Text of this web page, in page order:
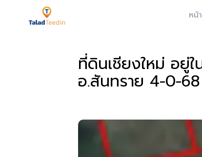
หน้
ที่ดินเชียงใหม่ อยู่
อ.สันทราย 4-0-68